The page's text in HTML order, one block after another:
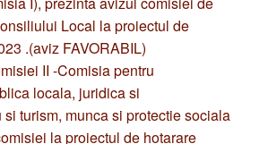
Local la proiectul de
.(aviz FAVORABIL)
II -Comisia pentru
locala, juridica si
turism, munca si protectie sociala
la proiectul de hotarare